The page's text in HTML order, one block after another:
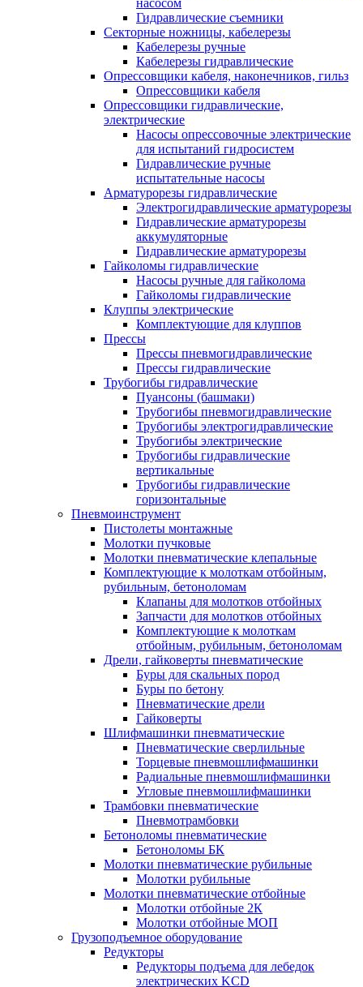
насосом
Гидравлические съемники
Секторные ножницы, кабелерезы
Кабелерезы ручные
Кабелерезы гидравлические
Опрессовщики кабеля, наконечников, гильз
Опрессовщики кабеля
Опрессовщики гидравлические,
электрические
Насосы опрессовочные электрические
для испытаний гидросистем
Гидравлические ручные
испытательные насосы
Арматурорезы гидравлические
Электрогидравлические арматурорезы
Гидравлические арматурорезы
аккумуляторные
Гидравлические арматурорезы
Гайколомы гидравлические
Насосы ручные для гайколома
Гайколомы гидравлические
Клуппы электрические
Комплектующие для клуппов
Прессы
Прессы пневмогидравлические
Прессы гидравлические
Трубогибы гидравлические
Пуансоны (башмаки)
Трубогибы пневмогидравлические
Трубогибы электрогидравлические
Трубогибы электрические
Трубогибы гидравлические
вертикальные
Трубогибы гидравлические
горизонтальные
Пневмоинструмент
Пистолеты монтажные
Молотки пучковые
Молотки пневматические клепальные
Комплектующие к молоткам отбойным,
рубильным, бетоноломам
Клапаны для молотков отбойных
Запчасти для молотков отбойных
Комплектующие к молоткам
отбойным, рубильным, бетоноломам
Дрели, гайковерты пневматические
Буры для скальных пород
Буры по бетону
Пневматические дрели
Гайковерты
Шлифмашинки пневматические
Пневматические сверлильные
Торцевые пневмошлифмашинки
Радиальные пневмошлифмашинки
Угловые пневмошлифмашинки
Трамбовки пневматические
Пневмотрамбовки
Бетоноломы пневматические
Бетоноломы БК
Молотки пневматические рубильные
Молотки рубильные
Молотки пневматические отбойные
Молотки отбойные 2К
Молотки отбойные МОП
Грузоподъемное оборудование
Редукторы
Редукторы подъема для лебедок
электрических KCD